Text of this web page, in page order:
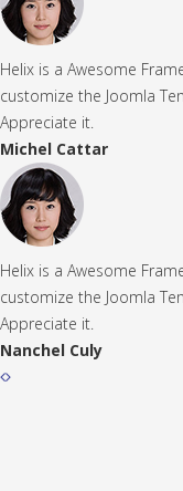
Helix is a Awesome
customize the Joomla
Appreciate it.
Michel Cattar
Helix is a Awesome
customize the Joomla
Appreciate it.
Nanchel Culy